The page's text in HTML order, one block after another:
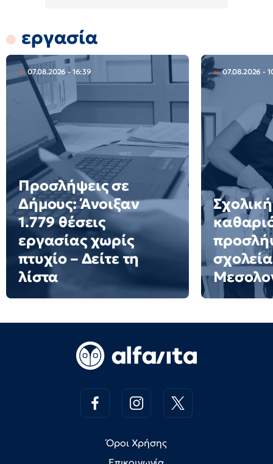
εργασία
07.08.2026 - 16:39
Προσλήψεις σε
Δήμους: Άνοιξαν
1.779 θέσεις
εργασίας χωρίς
πτυχίο – Δείτε τη
λίστα
07.08.2026 -
Σχολική
Όροι Χρήσης